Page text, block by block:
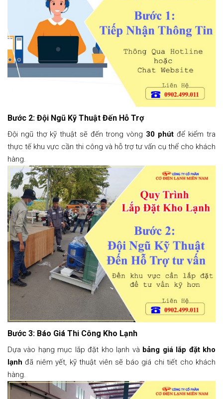
Bước 2: Đội Ngũ Kỹ Thuật Đến Hỗ Trợ
Đội ngũ thợ kỹ thuật sẽ đến trong vòng 30 phút để kiểm tra
thực tế khu vực cần thi công và hỗ trợ tư vấn cụ thể cho khách
hàng.
Bước 3: Báo Giá Thi Công Kho Lạnh
Dựa vào hạng mục lắp đặt kho lạnh và bảng giá lắp đặt kho
lạnh đã niêm yết, kỹ thuật viên sẽ báo giá chi tiết cho khách
hàng.